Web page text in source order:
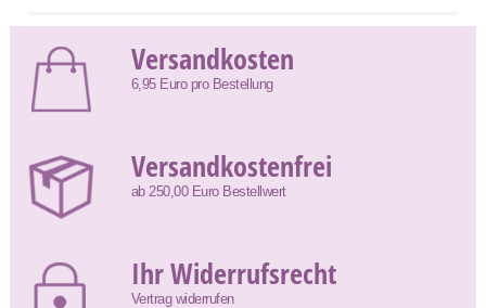
Versandkosten
6,95 Euro pro Bestellung
Versandkostenfrei
ab 250,00 Euro Bestellwert
Ihr Widerrufsrecht
Vertrag widerrufen